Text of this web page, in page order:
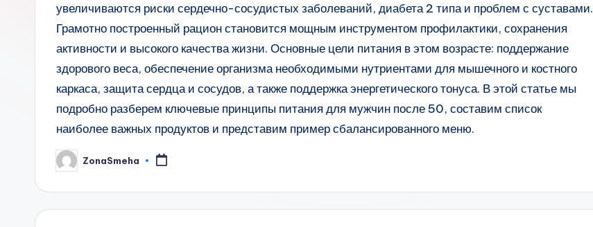
увеличиваются риски сердечно-сосудистых заболеваний, диабета 2 типа и проблем с суставами.
Грамотно построенный рацион становится мощным инструментом профилактики, сохранения
активности и высокого качества жизни. Основные цели питания в этом возрасте: поддержание
здорового веса, обеспечение организма необходимыми нутриентами для мышечного и костного
каркаса, защита сердца и сосудов, а также поддержка энергетического тонуса. В этой статье мы
подробно разберем ключевые принципы питания для мужчин после 50, составим список
наиболее важных продуктов и представим пример сбалансированного меню.
Запись
от
ZonaSmeha